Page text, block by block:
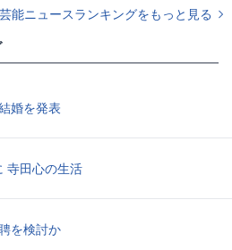
芸能ニュースランキングをもっと見る
婚を発表
田心の生活
を検討か